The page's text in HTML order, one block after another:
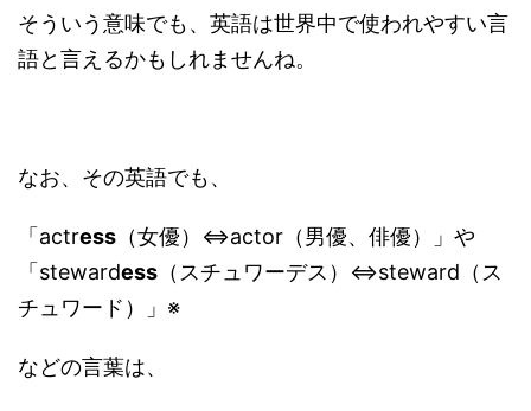
そういう意味でも、英語は世界中で使われやすい言
語と言えるかもしれませんね。
なお、その英語でも、
「actress （女優）⇔actor（男優、俳優）」や
「stewardess （スチュワーデス）⇔steward（ス
チュワード）」※
などの言葉は、